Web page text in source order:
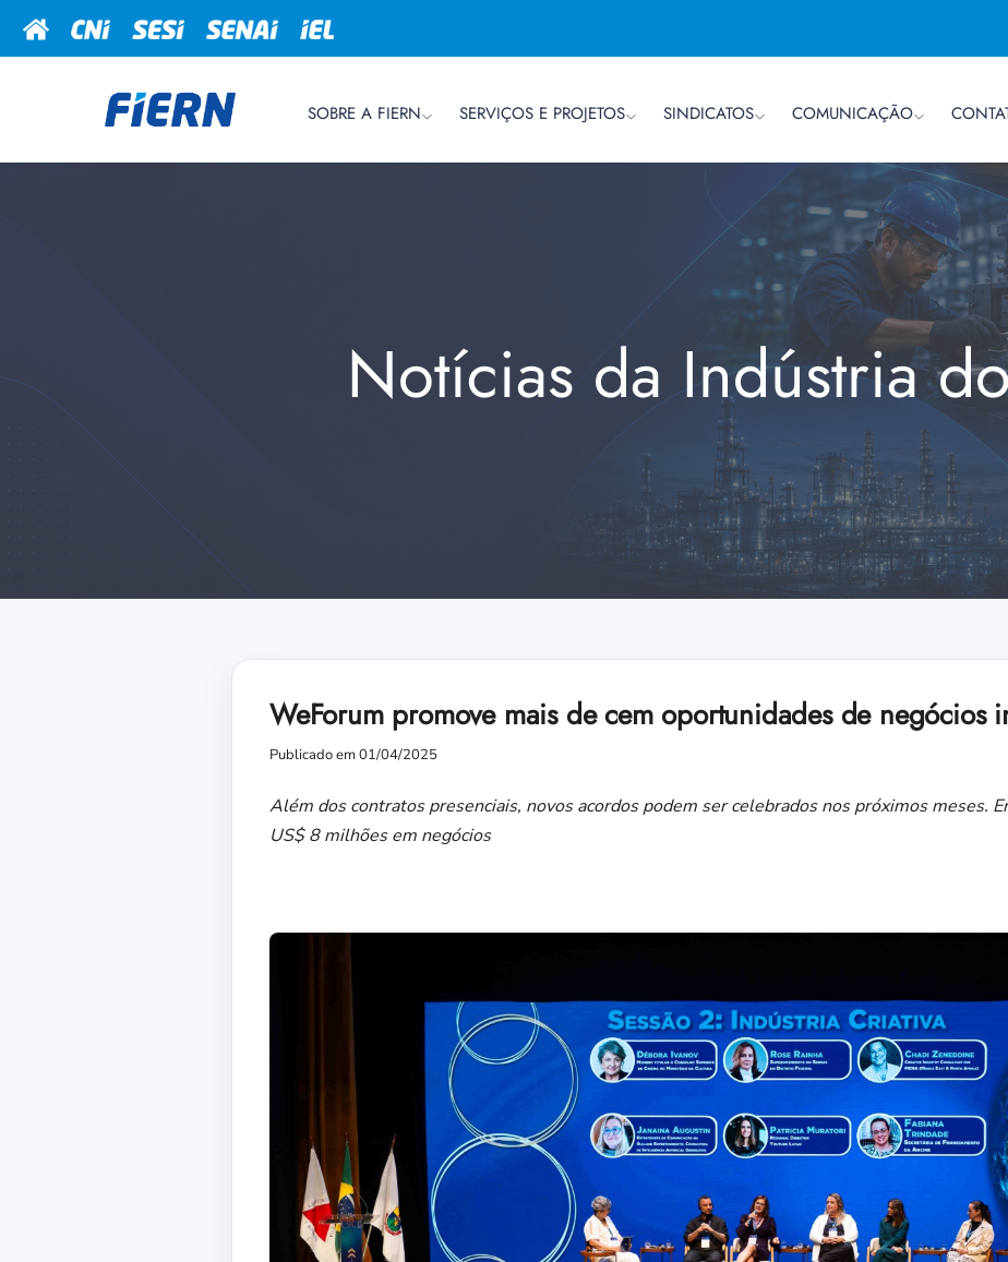
SOBRE A FIERN SERVIÇOS E PROJETOS SINDICATOS COMUNICAÇÃO
Notícias da Indústria
WeForum promove mais de cem oportunidades de negócios
Publicado em 01/04/2025
Além dos contratos presenciais, novos acordos podem ser celebrados nos próximos meses.
US$ 8 milhões em negócios